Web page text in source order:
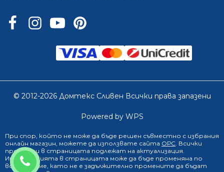
0888 249 719
© 2012-2026 Домтекс Сливен Всички права запазени
Powered by WPS
При спор, който не може да бъде решен съвместно с избрания
онлайн магазин, можете да използвате сайта ОРС. Всички
продукти в страницата подлежат на актуализация.
Информацията в страницата може да бъде променяна по
всяко време, като не е задължително промените да бъдат